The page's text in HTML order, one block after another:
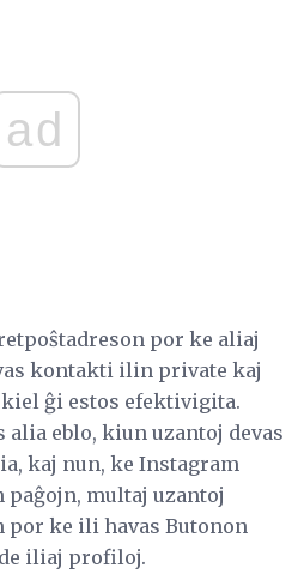
ad
por ke aliaj
kontakti ilin private kaj
ĝi estos efektivigita.
alia eblo, kiun uzantoj devas
kaj nun, ke Instagram
multaj uzantoj
ke ili havas Butonon
iliaj profiloj.